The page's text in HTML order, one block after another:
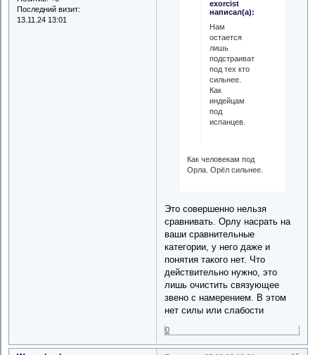
Последний визит:
13.11.24 13:01
exorcist
написал(а):
Нам
остается
лишь
подстраиваться,
под тех кто
сильнее.
Как
индейцам
под
испанцев.
Как человекам под
Орла. Орёл сильнее.
Это совершенно нельзя
сравнивать. Орлу насрать на
ваши сравнительные
категории, у него даже и
понятия такого нет. Что
действительно нужно, это
лишь очистить связующее
звено с намерением. В этом
нет силы или слабости
0